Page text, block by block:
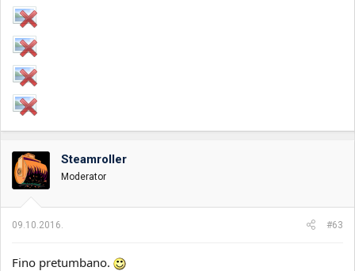
Steamroller
Moderator
09.10.2016. #63
Fino pretumbano.